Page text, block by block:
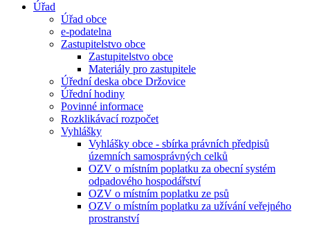
Úřad
Úřad obce
e-podatelna
Zastupitelstvo obce
Zastupitelstvo obce
Materiály pro zastupitele
Úřední deska obce Držovice
Úřední hodiny
Povinné informace
Rozklikávací rozpočet
Vyhlášky
Vyhlášky obce - sbírka právních předpisů
územních samosprávných celků
OZV o místním poplatku za obecní systém
odpadového hospodářství
OZV o místním poplatku ze psů
OZV o místním poplatku za užívání veřejného
prostranství